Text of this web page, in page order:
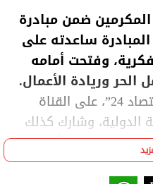
ضمن مبادرة
ساعدته على
وفتحت أمامه
وريادة الأعمال.
وأضاف "عماد" عبر برنامج "الاقتصاد 24”، على القناة
الدولية، وشارك كذلك
الحر، موضحًا أن
عملي، وسجلوا على